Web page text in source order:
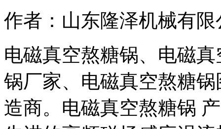
作者：山东隆泽机械有限
电磁真空熬糖锅、电磁
锅厂家、电磁真空熬糖
造商。电磁真空熬糖锅